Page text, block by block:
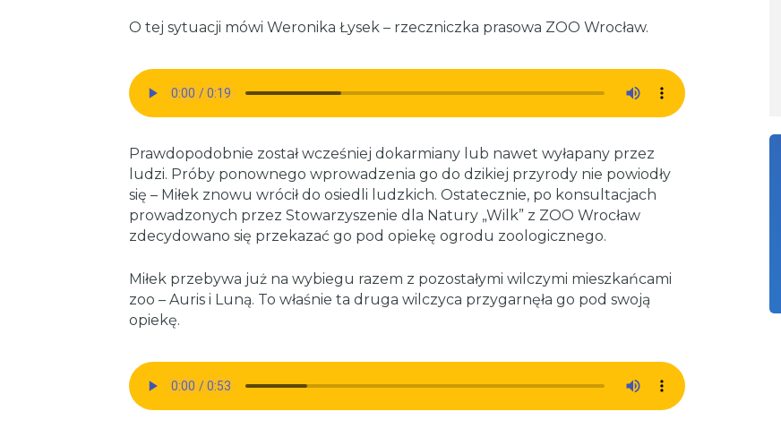
O tej sytuacji mówi Weronika Łysek – rzeczniczka prasowa ZOO Wrocław.
Prawdopodobnie został wcześniej dokarmiany lub nawet wyłapany przez
ludzi. Próby ponownego wprowadzenia go do dzikiej przyrody nie powiodły
się – Miłek znowu wrócił do osiedli ludzkich. Ostatecznie, po konsultacjach
prowadzonych przez Stowarzyszenie dla Natury „Wilk” z ZOO Wrocław
zdecydowano się przekazać go pod opiekę ogrodu zoologicznego.
Miłek przebywa już na wybiegu razem z pozostałymi wilczymi mieszkańcami
zoo – Auris i Luną. To właśnie ta druga wilczyca przygarnęła go pod swoją
opiekę.